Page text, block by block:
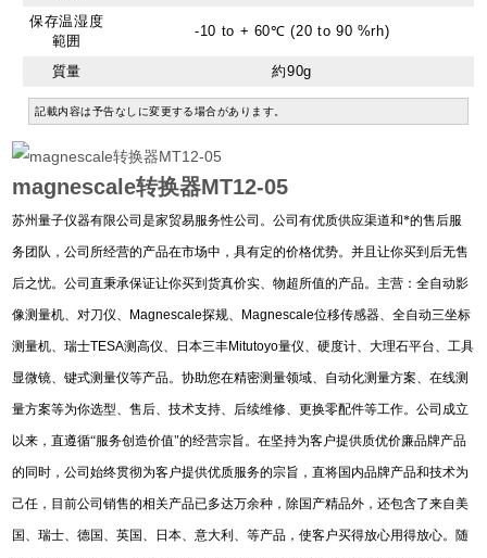
記載内容は予告なしに変更する場合があります。
保存温湿度
範囲
-10 to + 60℃ (20 to 90 %rh)
質量 約90g
magnescale转换器MT12-05
苏州量子仪器有限公司是家贸易服务性公司。公司有优质供应渠道和*的售后服
务团队，公司所经营的产品在市场中，具有定的价格优势。并且让你买到后无售
后之忧。公司直秉承保证让你买到货真价实、物超所值的产品。主营：全自动影
像测量机、对刀仪、 Magnescale探规、 Magnescale位移传感器、全自动三坐标
测量机、瑞士TESA测高仪、日本三丰Mitutoyo量仪、硬度计、大理石平台、工具
显微镜、键式测量仪等产品。协助您在精密测量领域、自动化测量方案、在线测
量方案等为你选型、售后、技术支持、后续维修、更换零配件等工作。公司成立
以来，直遵循“服务创造价值"的经营宗旨。在坚持为客户提供质优价廉品牌产品
的同时，公司始终贯彻为客户提供优质服务的宗旨，直将国内品牌产品和技术为
己任，目前公司销售的相关产品已多达万余种，除国产精品外，还包含了来自美
国、瑞士、德国、英国、日本、意大利、等产品，使客户买得放心用得放心。随